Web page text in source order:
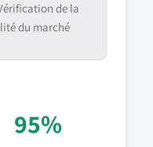
de la
du marché
95%